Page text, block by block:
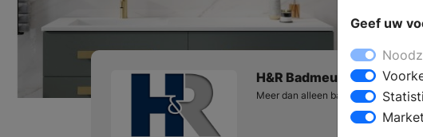
H&R Badmeubelen en
Meer dan alleen badmeubelen
Geef uw